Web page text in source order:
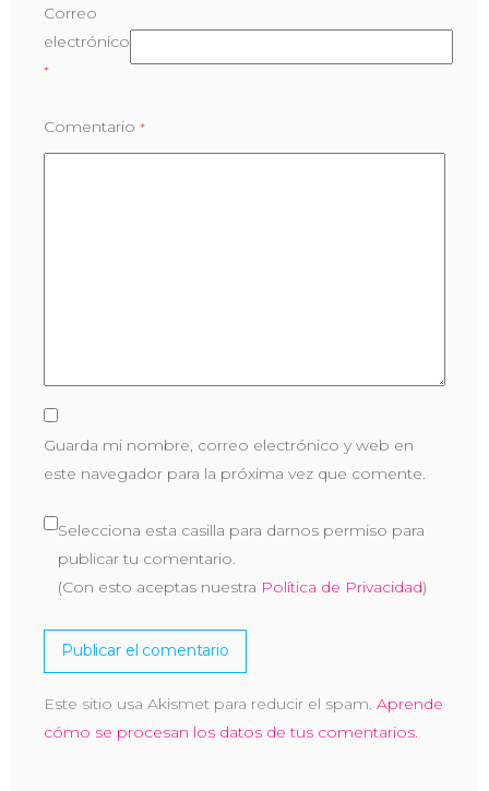
Correo
electrónico
*
Comentario *
Guarda mi nombre, correo electrónico y web en
este navegador para la próxima vez que comente.
Selecciona esta casilla para darnos permiso para
publicar tu comentario.
(Con esto aceptas nuestra Política de Privacidad)
Este sitio usa Akismet para reducir el spam. Aprende
cómo se procesan los datos de tus comentarios.